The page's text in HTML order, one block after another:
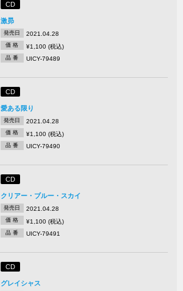
CD
激昴
発売日 2021.04.28
価 格 ¥1,100 (税込)
品 番 UICY-79489
CD
愛ある限り
発売日 2021.04.28
価 格 ¥1,100 (税込)
品 番 UICY-79490
CD
クリアー・ブルー・スカイ
発売日 2021.04.28
価 格 ¥1,100 (税込)
品 番 UICY-79491
CD
グレイシャス